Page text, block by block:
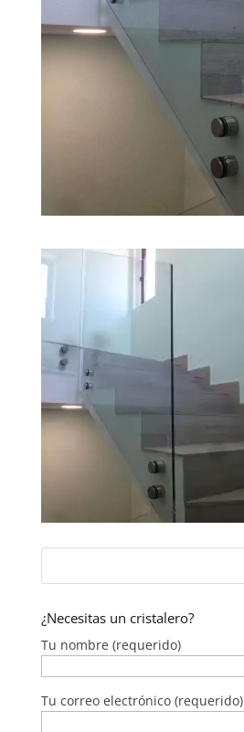
¿Necesitas un cristalero?
Tu nombre (requerido)
Tu correo electrónico (requerido)